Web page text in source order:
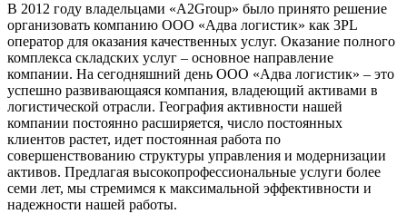
В 2012 году владельцами «A2Group» было принято решение
организовать компанию ООО «Адва логистик» как 3PL
оператор для оказания качественных услуг. Оказание полного
комплекса складских услуг – основное направление
компании. На сегодняшний день ООО «Адва логистик» – это
успешно развивающаяся компания, владеющий активами в
логистической отрасли. География активности нашей
компании постоянно расширяется, число постоянных
клиентов растет, идет постоянная работа по
совершенствованию структуры управления и модернизации
активов. Предлагая высокопрофессиональные услуги более
семи лет, мы стремимся к максимальной эффективности и
надежности нашей работы.